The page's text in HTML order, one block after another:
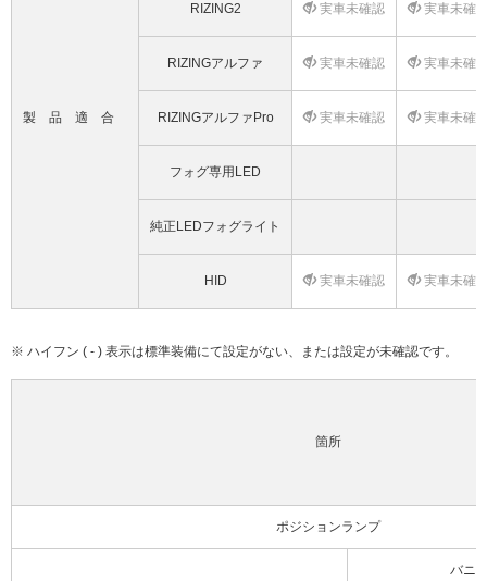
製品適合
RIZING2 実車未確認 実車未確
RIZINGアルファ 実車未確認 実車未確
RIZINGアルファPro 実車未確認 実車未確
フォグ専用LED
純正LEDフォグライト
HID 実車未確認 実車未確
※ ハイフン ( - ) 表示は標準装備にて設定がない、または設定が未確認です。
箇所
ポジションランプ
バニ